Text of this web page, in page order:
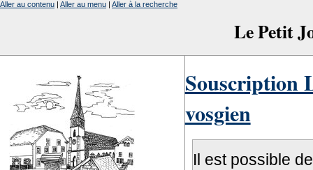
Le Petit
Aller au contenu | Aller au menu | Aller à la recherche
Souscription
vosgien
Il est possible